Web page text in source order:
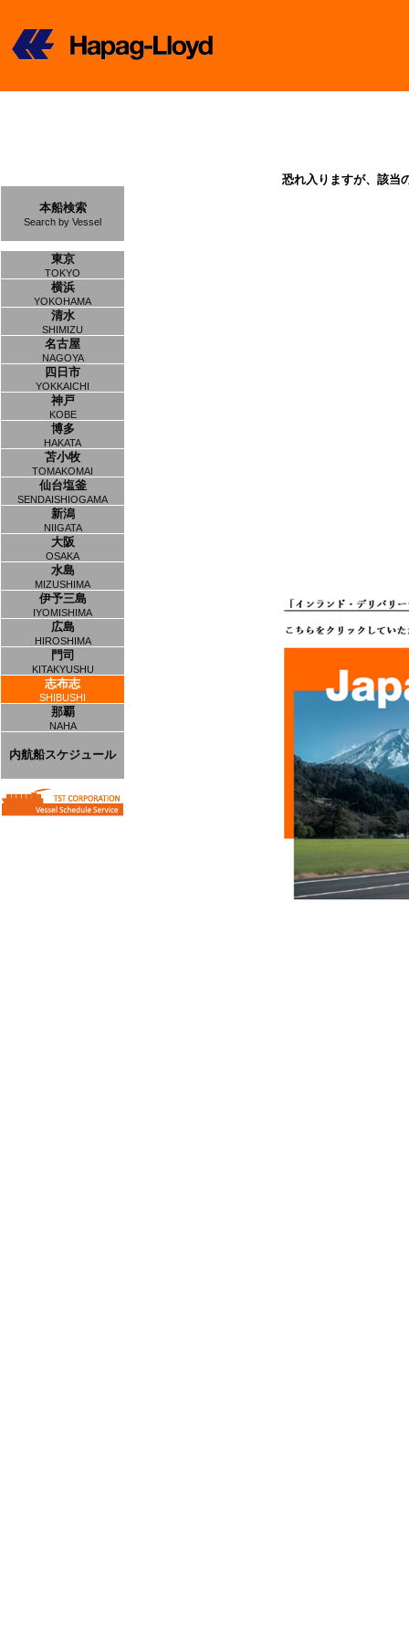
本船検索
Search by Vessel
東京
TOKYO
横浜
YOKOHAMA
清水
SHIMIZU
名古屋
NAGOYA
四日市
YOKKAICHI
神戸
KOBE
博多
HAKATA
苫小牧
TOMAKOMAI
仙台塩釜
SENDAISHIOGAMA
新潟
NIIGATA
大阪
OSAKA
水島
MIZUSHIMA
伊予三島
IYOMISHIMA
広島
HIROSHIMA
門司
KITAKYUSHU
志布志
SHIBUSHI
那覇
NAHA
内航船スケジュール
恐れ入りますが、該当